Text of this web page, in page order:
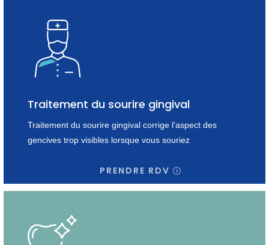
Traitement du sourire gingival
Traitement du sourire gingival corrige l’aspect des
gencives trop visibles lorsque vous souriez
PRENDRE RDV